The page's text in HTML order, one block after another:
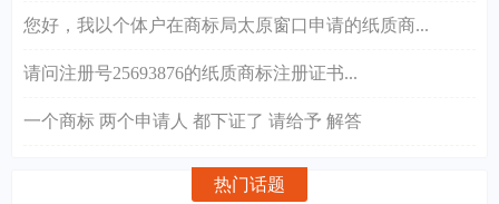
您好，我以个体户在商标局太原窗口申请的纸质商...
请问注册号25693876的纸质商标注册证书...
一个商标 两个申请人 都下证了 请给予 解答
热门话题